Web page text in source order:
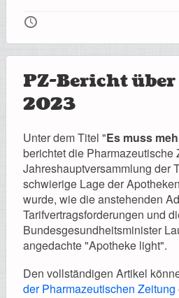
Hilfe
🕔
PZ-Bericht über
2023
Unter dem Titel "Es muss
berichtet die Pharmazeutische
Jahreshauptversammlung der
schwierige Lage der
wurde, wie die anstehenden
Tarifvertragsforderungen und
Bundesgesundheitsminister
angedachte "Apotheke light".
Den vollständigen Artikel
der Pharmazeutischen Zeitung